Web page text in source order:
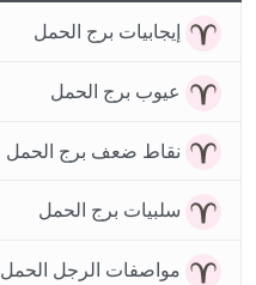
إيجابيات برج الحمل
عيوب برج الحمل
نقاط ضعف برج الحمل
سلبيات برج الحمل
مواصفات الرجل الحمل